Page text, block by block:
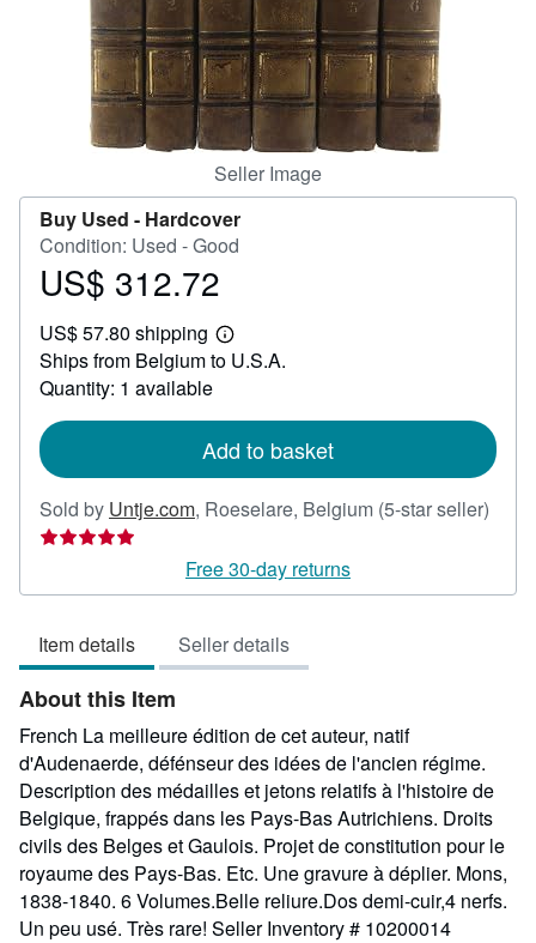
Seller Image
Buy Used - Hardcover
Condition: Used - Good
Price
312.72
US$ 312.72
US$ 57.80 shipping
Learn
more
Ships from Belgium to U.S.A.
Quantity: 1 available
Add to basket
Sold by Untje.com, Roeselare, Belgium (5-star seller)
out
Free 30-day returns
Item details Seller details
About this Item
French La meilleure édition de cet auteur, natif
d'Audenaerde, défénseur des idées de l'ancien régime.
Description des médailles et jetons relatifs à l'histoire de
Belgique, frappés dans les Pays-Bas Autrichiens. Droits
civils des Belges et Gaulois. Projet de constitution pour le
royaume des Pays-Bas. Etc. Une gravure à déplier. Mons,
1838-1840. 6 Volumes.Belle reliure.Dos demi-cuir,4 nerfs.
Un peu usé. Très rare! Seller Inventory # 10200014